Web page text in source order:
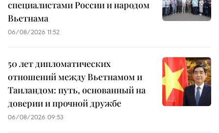
специалистами России и народом
Вьетнама
06/08/2026 11:52
50 лет дипломатических
отношений между Вьетнамом и
Таиландом: путь, основанный на
доверии и прочной дружбе
06/08/2026 09:53